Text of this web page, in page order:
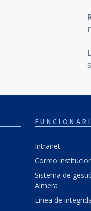
Intranet
Correo
Sistema de
Almera
Línea de